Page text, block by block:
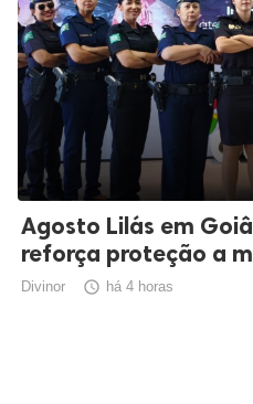
Agosto Lilás em
reforça proteção a
Divinor  há 4 horas